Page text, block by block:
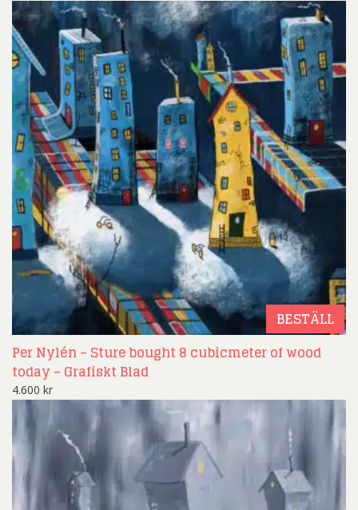
BESTÄLL
Per Nylén – Sture bought 8 cubicmeter of wood
today – Grafiskt Blad
4.600 kr